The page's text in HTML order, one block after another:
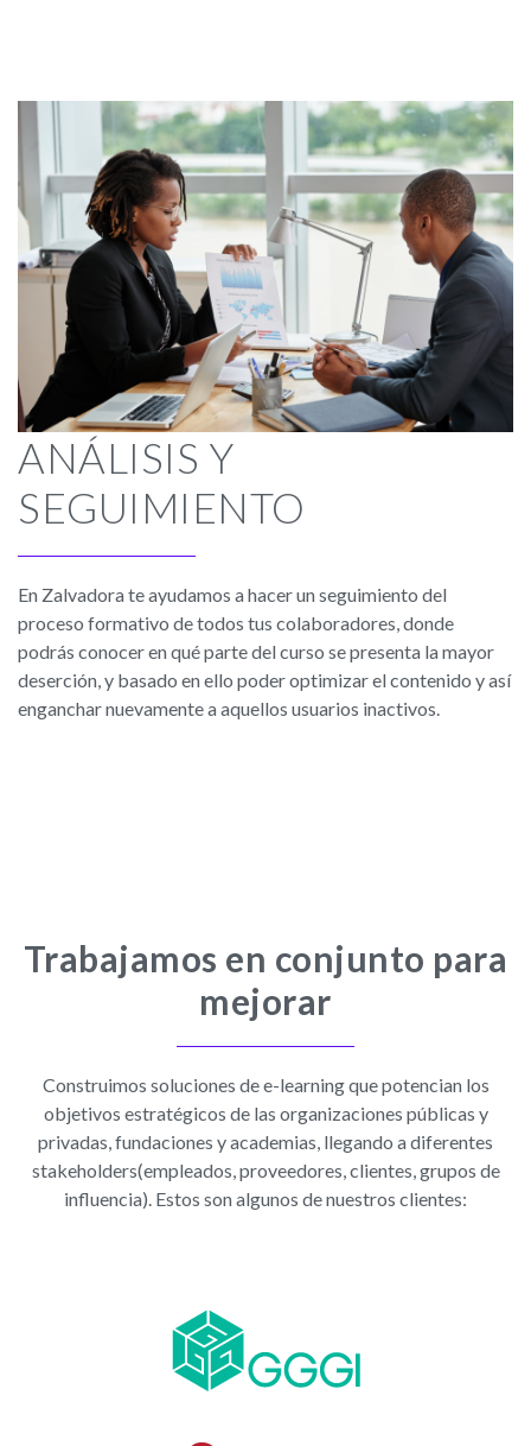
ANÁLISIS Y
SEGUIMIENTO
En Zalvadora te ayudamos a hacer un seguimiento del
proceso formativo de todos tus colaboradores, donde
podrás conocer en qué parte del curso se presenta la mayor
deserción, y basado en ello poder optimizar el contenido y así
enganchar nuevamente a aquellos usuarios inactivos.
Trabajamos en conjunto para
mejorar
Construimos soluciones de e-learning que potencian los
objetivos estratégicos de las organizaciones públicas y
privadas, fundaciones y academias, llegando a diferentes
stakeholders(empleados, proveedores, clientes, grupos de
influencia). Estos son algunos de nuestros clientes: